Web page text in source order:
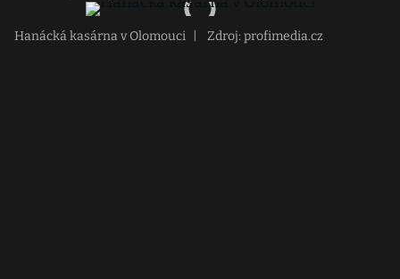
Hanácká kasárna v Olomouci Zdroj: profimedia.cz